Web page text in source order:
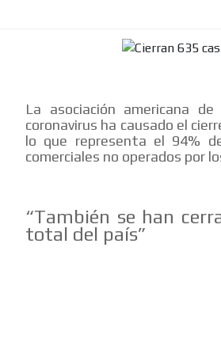
La asociación americana
coronavirus ha causado el
lo que representa el 94%
comerciales no operados por
“También se han
total del país”